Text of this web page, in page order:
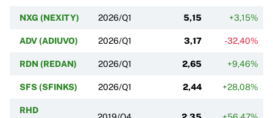
NXG (NEXITY) 2026/Q1 5,15 +3,15%
ADV (ADIUVO) 2026/Q1 3,17 -32,40%
RDN (REDAN) 2026/Q1 2,65 +9,46%
SFS (SFINKS) 2026/Q1 2,44 +28,08%
RHD